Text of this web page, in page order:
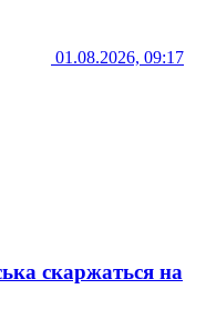
01.08.2026, 09:17
скаржаться на